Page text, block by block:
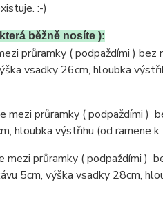
:-)
běžně nosíte ):
průramky ( podpaždími ) bez
vsadky 26cm, hloubka
průramky ( podpaždími )
hloubka výstřihu (od ramene
průramky ( podpaždími )
5cm, výška vsadky 28cm,